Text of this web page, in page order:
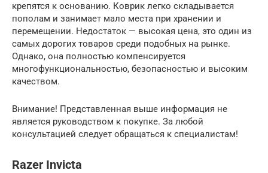
крепятся к основанию. Коврик легко складывается
пополам и занимает мало места при хранении и
перемещении. Недостаток — высокая цена, это один из
самых дорогих товаров среди подобных на рынке.
Однако, она полностью компенсируется
многофункциональностью, безопасностью и высоким
качеством.
Внимание! Представленная выше информация не
является руководством к покупке. За любой
консультацией следует обращаться к специалистам!
Razer Invicta